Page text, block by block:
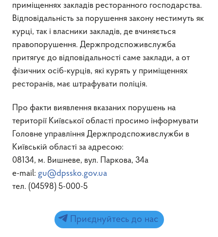
приміщеннях закладів ресторанного господарства.
Відповідальність за порушення закону нестимуть як
курці, так і власники закладів, де вчиняється
правопорушення. Держпродспоживслужба
притягує до відповідальності саме заклади, а от
фізичних осіб-курців, які курять у приміщеннях
ресторанів, має штрафувати поліція.
Про факти виявлення вказаних порушень на
території Київської області просимо інформувати
Головне управління Держпродспоживслужби в
Київській області за адресою:
08134, м. Вишневе, вул. Паркова, 34а
e-mail: gu@dpssko.gov.ua
тел. (04598) 5-000-5
Приєднуйтесь до нас